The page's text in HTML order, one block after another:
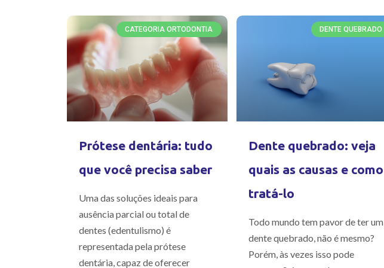
CATEGORIA ORTODONTIA
Prótese dentária: tudo
que você precisa saber
Uma das soluções ideais para
ausência parcial ou total de
dentes (edentulismo) é
representada pela prótese
dentária, capaz de oferecer
DENTE QUEBRADO
Dente quebrado: veja
quais as causas e como
tratá-lo
Todo mundo tem pavor de ter um
dente quebrado, não é mesmo?
Porém, às vezes isso pode